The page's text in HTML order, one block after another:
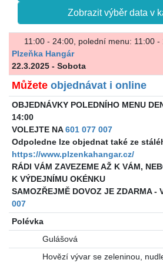
Zobrazit výběr data v
11:00 - 24:00, polední menu: 11:00 -
Plzeňka Hangár
22.3.2025 - Sobota
Můžete objednávat i online
OBJEDNÁVKY POLEDNÍHO MENU
14:00
VOLEJTE NA601 077 007
Odpoledne lze objednat také ze
https://www.plzenkahangar.cz/
RÁDI VÁM ZAVEZEME AŽ K VÁM,
K VÝDEJNÍMU OKÉNKU
SAMOZŘEJMĚ DOVOZ JE ZDARMA -
007
Polévka
Gulášová
Hovězí vývar se zeleninou,